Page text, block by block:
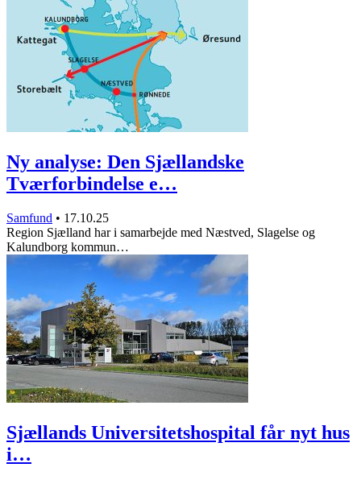
Ny analyse: Den Sjællandske
Tværforbindelse e…
Samfund • 17.10.25
Region Sjælland har i samarbejde med Næstved, Slagelse og
Kalundborg kommun…
Sjællands Universitetshospital får nyt hus
i…